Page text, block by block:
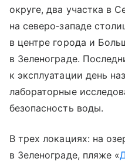
округе, два участка в
на северо‑западе
в центре города и
в Зеленограде.
к эксплуатации день
лабораторные
безопасность воды.
В трех локациях: на
в Зеленограде, пляже «